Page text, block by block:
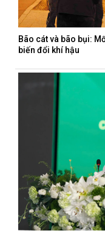
Bão cát và bão bụi:
biến đổi khí hậu